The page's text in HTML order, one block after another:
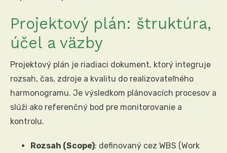
Projektový plán: štruktúra,
účel a väzby
Projektový plán je riadiaci dokument, ktorý integruje
rozsah, čas, zdroje a kvalitu do realizovateľného
harmonogramu. Je výsledkom plánovacích procesov a
slúži ako referenčný bod pre monitorovanie a
kontrolu.
Rozsah (Scope): definovaný cez WBS (Work